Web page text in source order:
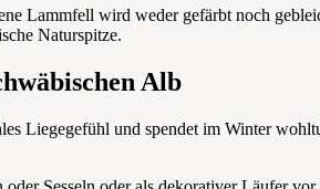
Lammfell wird weder gefärbt noch
Naturspitze.
Alb
Liegegefühl und spendet im Winter